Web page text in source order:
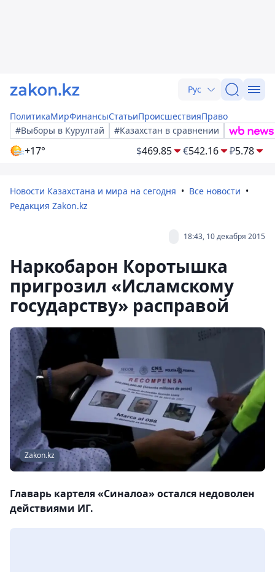
Рус
ПолитикаМирФинансыСтатьиПроисшествияПраво
#Выборы в Курултай
#Казахстан в сравнении
+17° $469.85 €542.16 ₽5.78
Новости Казахстана и мира на сегодня
Все новости
Редакция Zakon.kz
18:43, 10 декабря 2015
Наркобарон Коротышка
пригрозил «Исламскому
государству» расправой
Zakon.kz
Главарь картеля «Синалоа» остался недоволен
действиями ИГ.